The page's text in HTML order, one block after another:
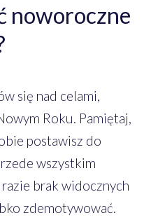
noworoczne
się nad celami,
Roku. Pamiętaj,
postawisz do
wszystkim
brak widocznych
zdemotywować.